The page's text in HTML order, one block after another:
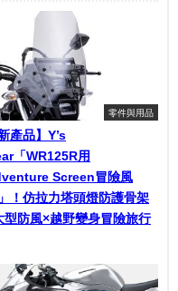
零件與用品
新產品】Y’s
「WR125R用
Screen冒險風
！仿拉力塔頭燈防護骨架
型防風×越野變身冒險旅行